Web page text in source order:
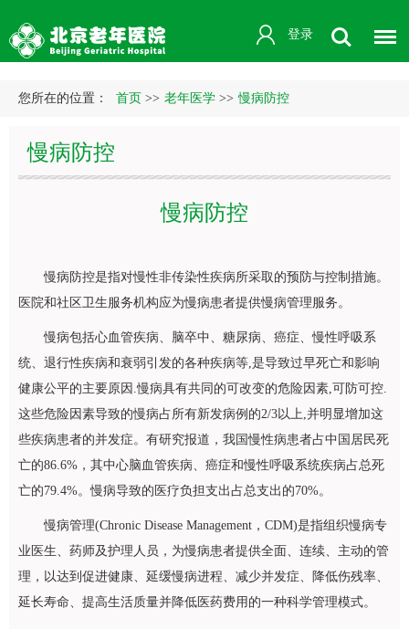
登录
您所在的位置： 首页 >> 老年医学 >> 慢病防控
慢病防控
慢病防控
慢病防控是指对慢性非传染性疾病所采取的预防与控制措施。
医院和社区卫生服务机构应为慢病患者提供慢病管理服务。
慢病包括心血管疾病、脑卒中、糖尿病、癌症、慢性呼吸系
统、退行性疾病和衰弱引发的各种疾病等,是导致过早死亡和影响
健康公平的主要原因.慢病具有共同的可改变的危险因素,可防可控.
这些危险因素导致的慢病占所有新发病例的2/3以上,并明显增加这
些疾病患者的并发症。有研究报道，我国慢性病患者占中国居民死
亡的86.6%，其中心脑血管疾病、癌症和慢性呼吸系统疾病占总死
亡的79.4%。慢病导致的医疗负担支出占总支出的70%。
慢病管理(Chronic Disease Management，CDM)是指组织慢病专
业医生、药师及护理人员，为慢病患者提供全面、连续、主动的管
理，以达到促进健康、延缓慢病进程、减少并发症、降低伤残率、
延长寿命、提高生活质量并降低医药费用的一种科学管理模式。